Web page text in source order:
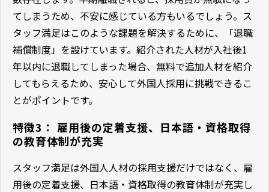
てしまうため、不安に感じている方もいるでしょう。ス
タッフ満足はこのような課題を解決するために、「退職
補償制度」を設けています。紹介された人材が入社後1
年以内に退職してしまった場合、無料で追加人材を紹介
してもらえるため、安心して外国人採用に挑戦できるこ
とがポイントです。
特徴3： 雇用後の定着支援、日本語・資格取得
の教育体制が充実
スタッフ満足は外国人人材の採用支援だけではなく、雇
用後の定着支援、日本語・資格取得の教育体制が充実し